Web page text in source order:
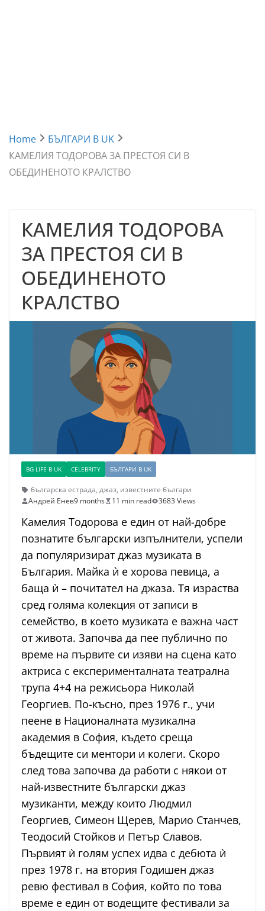
Home
БЪЛГАРИ В UK
КАМЕЛИЯ ТОДОРОВА ЗА ПРЕСТОЯ СИ В
ОБЕДИНЕНОТО КРАЛСТВО
КАМЕЛИЯ ТОДОРОВА
ЗА ПРЕСТОЯ СИ В
ОБЕДИНЕНОТО
КРАЛСТВО
BG LIFE В UK CELEBRITY БЪЛГАРИ В UK
българска естрада, джаз, известните българи
Андрей Енев9 months 11 min read 3683 Views
Камелия Тодорова е един от най-добре
познатите български изпълнители, успели
да популяризират джаз музиката в
България. Майка ѝ e хорова певица, а
баща ѝ – почитател на джаза. Tя израства
сред голяма колекция от записи в
семейство, в което музиката е важна част
от живота. Започва да пее публично по
време на първите си изяви на сцена като
актриса с експерименталната театрална
трупа 4+4 на режисьора Николай
Георгиев. По-късно, през 1976 г., учи
пеене в Националната музикална
академия в София, където среща
бъдещите си ментори и колеги. Скоро
след това започва да работи с някои от
най-известните български джаз
музиканти, между които Людмил
Георгиев, Симеон Щерев, Марио Станчев,
Теодосий Стойков и Петър Славов.
Първият ѝ голям успех идва с дебюта ѝ
през 1978 г. на втория Годишен джаз
ревю фестивал в София, който по това
време е един от водещите фестивали за